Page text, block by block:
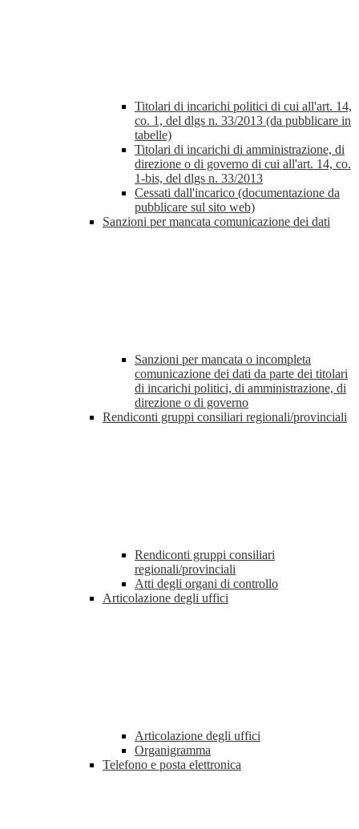
Titolari di incarichi politici di cui all'art. 14,
co. 1, del dlgs n. 33/2013 (da pubblicare in
tabelle)
Titolari di incarichi di amministrazione, di
direzione o di governo di cui all'art. 14, co.
1-bis, del dlgs n. 33/2013
Cessati dall'incarico (documentazione da
pubblicare sul sito web)
Sanzioni per mancata comunicazione dei dati
Sanzioni per mancata o incompleta
comunicazione dei dati da parte dei titolari
di incarichi politici, di amministrazione, di
direzione o di governo
Rendiconti gruppi consiliari regionali/provinciali
Rendiconti gruppi consiliari
regionali/provinciali
Atti degli organi di controllo
Articolazione degli uffici
Articolazione degli uffici
Organigramma
Telefono e posta elettronica